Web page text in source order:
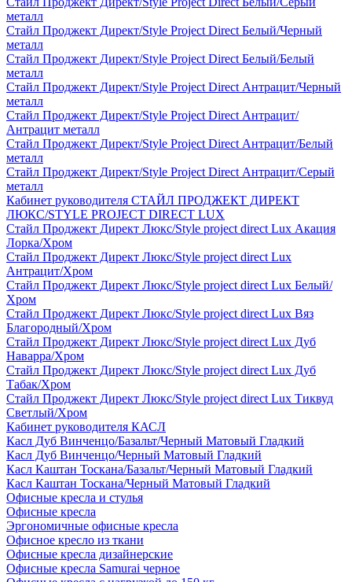
металл
Стайл Проджект Директ/Style Project Direct Белый/Черный
металл
Стайл Проджект Директ/Style Project Direct Белый/Белый
металл
Стайл Проджект Директ/Style Project Direct Антрацит/Черный
металл
Стайл Проджект Директ/Style Project Direct Антрацит/
Антрацит металл
Стайл Проджект Директ/Style Project Direct Антрацит/Белый
металл
Стайл Проджект Директ/Style Project Direct Антрацит/Серый
металл
Кабинет руководителя СТАЙЛ ПРОДЖЕКТ ДИРЕКТ
ЛЮКС/STYLE PROJECT DIRECT LUX
Стайл Проджект Директ Люкс/Style project direct Lux Акация
Лорка/Хром
Стайл Проджект Директ Люкс/Style project direct Lux
Антрацит/Хром
Стайл Проджект Директ Люкс/Style project direct Lux Белый/
Хром
Стайл Проджект Директ Люкс/Style project direct Lux Вяз
Благородный/Хром
Стайл Проджект Директ Люкс/Style project direct Lux Дуб
Наварра/Хром
Стайл Проджект Директ Люкс/Style project direct Lux Дуб
Табак/Хром
Стайл Проджект Директ Люкс/Style project direct Lux Тиквуд
Светлый/Хром
Кабинет руководителя КАСЛ
Касл Дуб Винченцо/Базальт/Черный Матовый Гладкий
Касл Дуб Винченцо/Черный Матовый Гладкий
Касл Каштан Тоскана/Базальт/Черный Матовый Гладкий
Касл Каштан Тоскана/Черный Матовый Гладкий
Офисные кресла и стулья
Офисные кресла
Эргономичные офисные кресла
Офисное кресло из ткани
Офисные кресла дизайнерские
Офисные кресла Samurai черное